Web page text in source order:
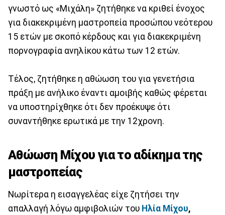
γνωστό ως «Μιχάλη» ζητήθηκε να κριθεί ένοχος
για διακεκριμένη μαστροπεία προσώπου νεότερου
15 ετών με σκοπό κέρδους και για διακεκριμένη
πορνογραφία ανηλίκου κάτω των 12 ετών.
Τέλος, ζητήθηκε η αθώωση του για γενετήσια
πράξη με ανήλικο έναντι αμοιβής καθώς φέρεται
να υποστηρίχθηκε ότι δεν προέκυψε ότι
συναντήθηκε ερωτικά με την 12χρονη.
Αθώωση Μίχου για το αδίκημα της
μαστροπείας
Νωρίτερα η εισαγγελέας είχε ζητήσει την
απαλλαγή λόγω αμφιβολιών του Ηλία Μίχου,